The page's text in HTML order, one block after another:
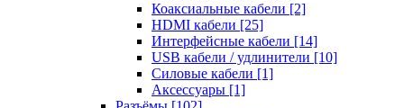
Коаксиальные кабели [2]
HDMI кабели [25]
Интерфейсные кабели [14]
USB кабели / удлинители [10]
Силовые кабели [1]
Аксессуары [1]